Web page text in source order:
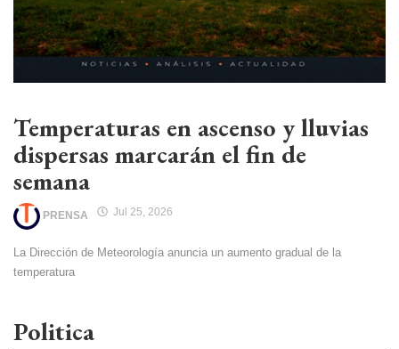
Temperaturas en ascenso y lluvias
dispersas marcarán el fin de
semana
PRENSA Jul 25, 2026
La Dirección de Meteorología anuncia un aumento gradual de la
temperatura
Politica